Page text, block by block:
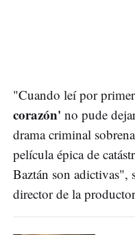
"Cuando leí por
corazón' no pude
drama criminal
película épica de
Baztán son adictivas",
director de la